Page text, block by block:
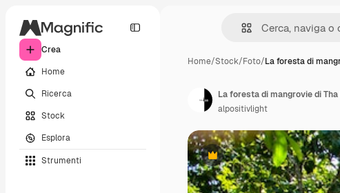
Crea
Home
Ricerca
Stock
Esplora
Strumenti
Home/Stock/Foto/La foresta di
Premium
La foresta di mangrovie di
alpositivlight